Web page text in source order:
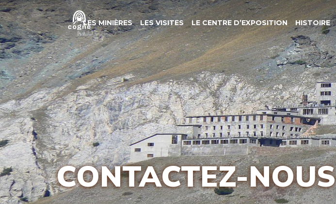
LES MINIÈRES LES VISITES LE CENTRE D’EXPOSITION HISTOIRE
CONTACTEZ-NOUS